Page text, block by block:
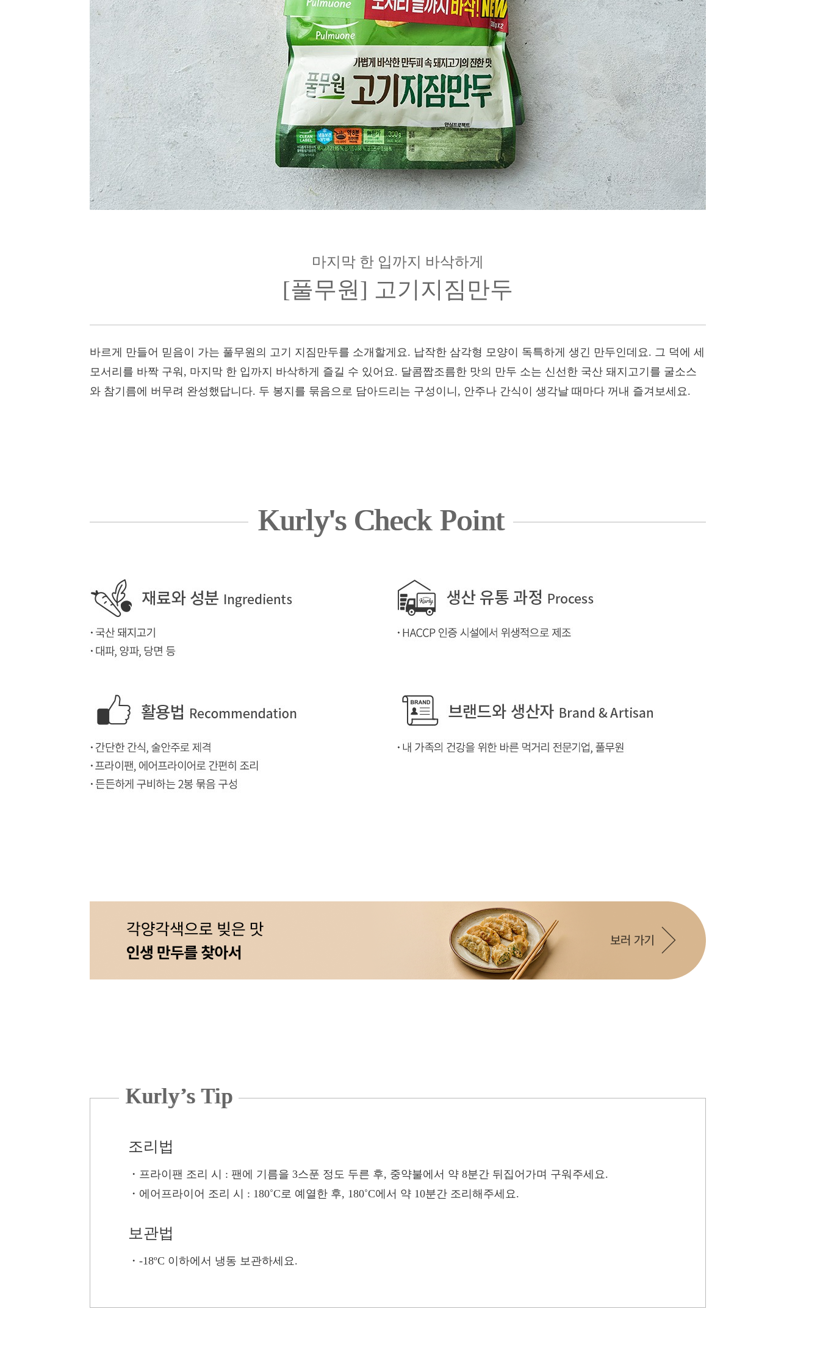
마지막 한 입까지 바삭하게
[풀무원] 고기지짐만두
바르게 만들어 믿음이 가는 풀무원의 고기 지짐만두를 소개할게요. 납작한 삼각형 모양이 독특하게 생긴 만두인데요. 그 덕에 세
모서리를 바짝 구워, 마지막 한 입까지 바삭하게 즐길 수 있어요. 달콤짭조름한 맛의 만두 소는 신선한 국산 돼지고기를 굴소스
와 참기름에 버무려 완성했답니다. 두 봉지를 묶음으로 담아드리는 구성이니, 안주나 간식이 생각날 때마다 꺼내 즐겨보세요.
Kurly's Check Point
Kurly’s Tip
조리법
・프라이팬 조리 시
: 팬에 기름을 3스푼 정도 두른 후, 중약불에서 약 8분간 뒤집어가며 구워주세요.
・에어프라이어 조리 시
: 180˚C로 예열한 후, 180˚C에서 약 10분간 조리해주세요.
보관법
・ -18ºC 이하에서 냉동 보관하세요.